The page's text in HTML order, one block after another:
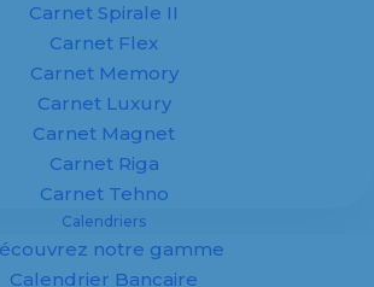
Carnet Spirale II
Carnet Flex
Carnet Memory
Carnet Luxury
Carnet Magnet
Carnet Riga
Carnet Tehno
Calendriers
notre gamme
Calendrier Bancaire
suivre le fil de cette actualité
moins de quatre grandes
tiendront à Paris.
le bal le 23 septembre avec un
généraliste sur toute la filière
par le Forum de l’impression
27 et 28 et de la communication
Interquest portant sur